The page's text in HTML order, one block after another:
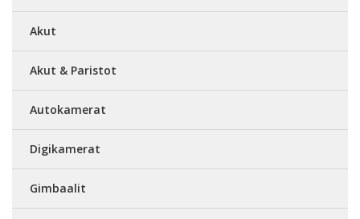
Akut
Akut & Paristot
Autokamerat
Digikamerat
Gimbaalit